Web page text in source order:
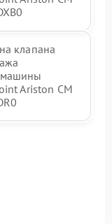
клапана
Ariston CM